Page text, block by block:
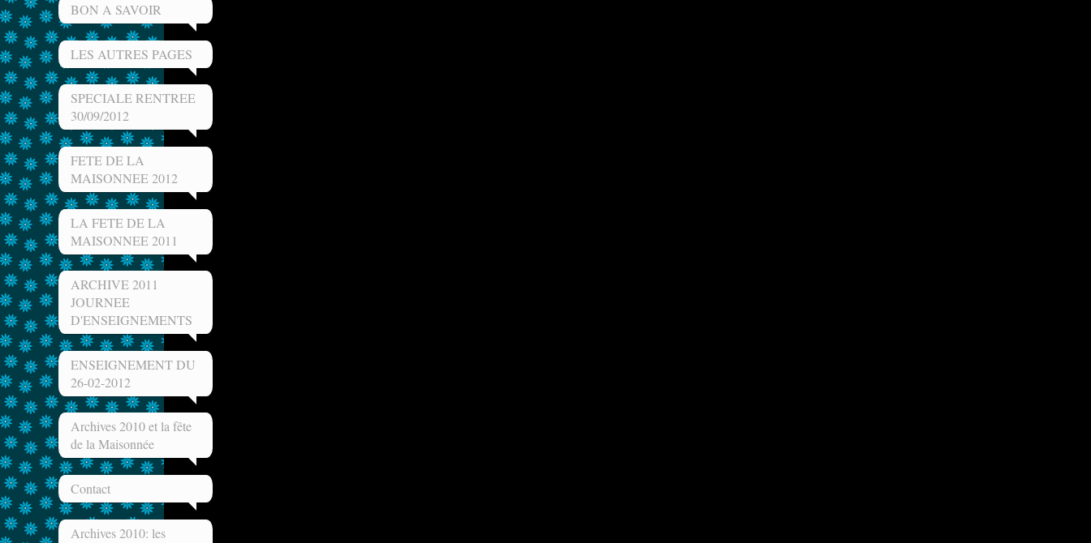
BON A SAVOIR
LES AUTRES PAGES
SPECIALE RENTREE
30/09/2012
FETE DE LA
MAISONNEE 2012
LA FETE DE LA
MAISONNEE 2011
ARCHIVE 2011
JOURNEE
D'ENSEIGNEMENTS
ENSEIGNEMENT DU
26-02-2012
Archives 2010 et la fête
de la Maisonnée
Contact
Archives 2010: les